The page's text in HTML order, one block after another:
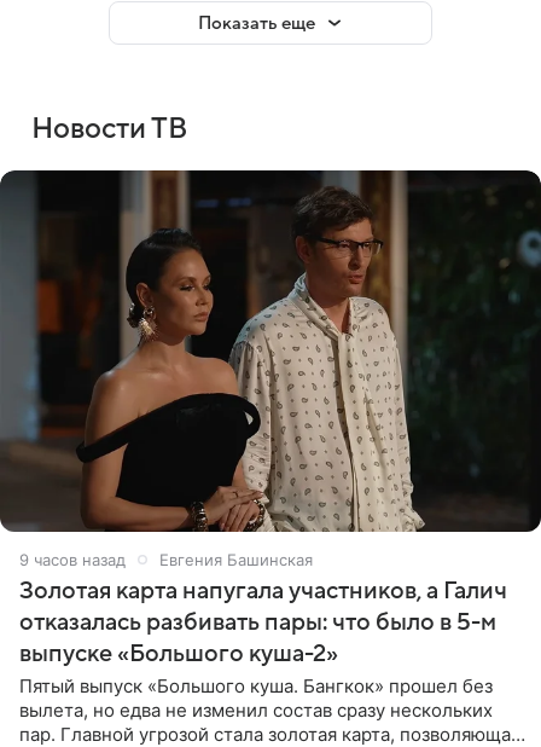
Показать еще
Новости ТВ
9 часов назад Евгения Башинская
Золотая карта напугала участников, а Галич
отказалась разбивать пары: что было в 5-м
выпуске «Большого куша-2»
Пятый выпуск «Большого куша. Бангкок» прошел без
вылета, но едва не изменил состав сразу нескольких
пар. Главной угрозой стала золотая карта, позволяющая